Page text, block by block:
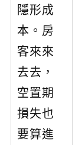
隱形成
本。房
客來來
去去，
空置期
損失也
要算進